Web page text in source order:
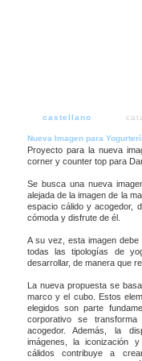
castellano
Nueva Imagen para
Proyecto para la nueva
corner y counter top para
Se busca una nueva
alejada de la imagen de la
espacio cálido y acogedor,
cómoda y disfrute de él.
A su vez, esta imagen
todas las tipologías de
desarrollar, de manera que
La nueva propuesta se
marco y el cubo. Estos
elegidos son parte
corporativo se
acogedor. Además, la
imágenes, la iconización
cálidos contribuye a